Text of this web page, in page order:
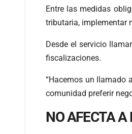
Entre las medidas
tributaria, implementar
Desde el servicio
fiscalizaciones.
“Hacemos un llamado
comunidad preferir
NO AFECTA A